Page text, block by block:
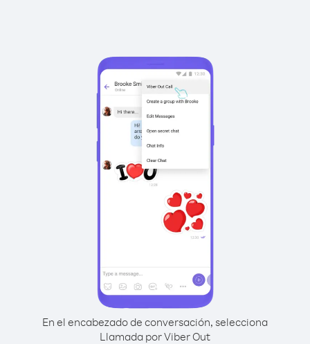
En el encabezado de conversación, selecciona
Llamada por Viber Out